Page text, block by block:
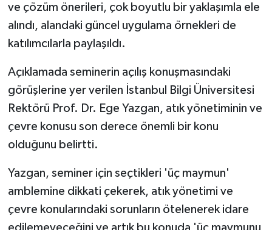
ve çözüm önerileri, çok boyutlu bir yaklaşımla ele
alındı, alandaki güncel uygulama örnekleri de
katılımcılarla paylaşıldı.
Açıklamada seminerin açılış konuşmasındaki
görüşlerine yer verilen İstanbul Bilgi Üniversitesi
Rektörü Prof. Dr. Ege Yazgan, atık yönetiminin ve
çevre konusu son derece önemli bir konu
olduğunu belirtti.
Yazgan, seminer için seçtikleri 'üç maymun'
amblemine dikkati çekerek, atık yönetimi ve
çevre konularındaki sorunların ötelenerek idare
edilemeyeceğini ve artık bu konuda 'üç maymunu